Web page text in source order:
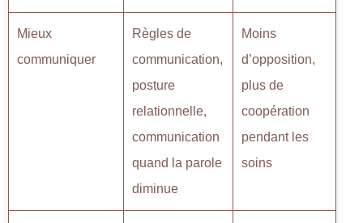
Mieux
communiquer
Règles de
communication,
posture
relationnelle,
communication
quand la parole
diminue
Moins
d’opposition,
plus de
coopération
pendant les
soins